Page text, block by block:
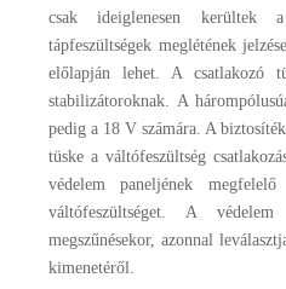
csak ideiglenesen
tápfeszültségek meglétének
előlapján lehet. A csatlakozó
stabilizátoroknak. A
pedig a 18 V számára. A
tüske a váltófeszültség
védelem paneljének
váltófeszültséget. A
megszűnésekor, azonnal
kimenetéről.